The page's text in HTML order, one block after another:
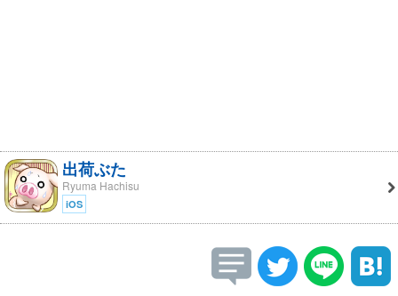
出荷ぶた
Ryuma Hachisu
iOS